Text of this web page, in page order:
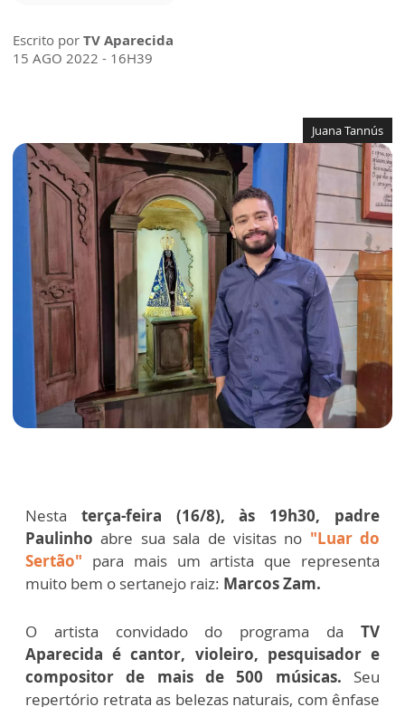
Escrito por TV Aparecida
15 AGO 2022 - 16H39
Juana Tannús
Nesta terça-feira (16/8), às 19h30, padre
Paulinhoabre sua sala de visitas no "Luar do
Sertão" para mais um artista que representa
muito bem o sertanejo raiz: Marcos Zam.
O artista convidado do programa da TV
Aparecida é cantor, violeiro, pesquisador e
compositor de mais de 500 músicas. Seu
repertório retrata as belezas naturais, com ênfase